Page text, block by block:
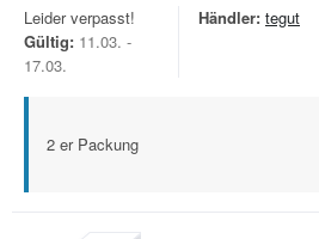
Leider verpasst!
Gültig: 11.03. -
17.03.
Händler: tegut
2 er Packung